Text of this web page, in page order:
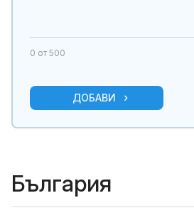
0 от 500
ДОБАВИ
България